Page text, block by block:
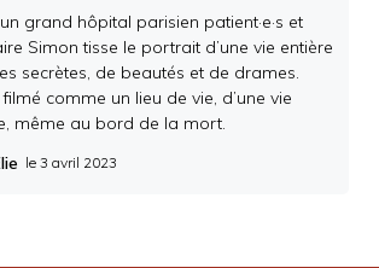
grand hôpital parisien patient·e·s et
Simon tisse le portrait d’une vie entière
secrètes, de beautés et de drames.
filmé comme un lieu de vie, d’une vie
même au bord de la mort.
le 3 avril 2023